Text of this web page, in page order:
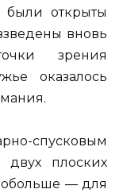
открыты
вновь
зрения
оказалось
спусковым
двух плоских
— для